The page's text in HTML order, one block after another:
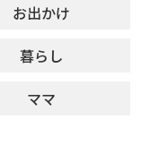
お出かけ
暮らし
ママ